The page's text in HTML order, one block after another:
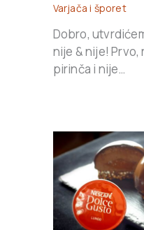
Varjača i šporet
Dobro,
nije & nije!
pirinča i nije…